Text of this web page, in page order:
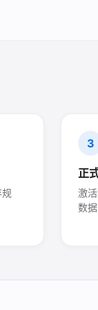
3
正
激
数